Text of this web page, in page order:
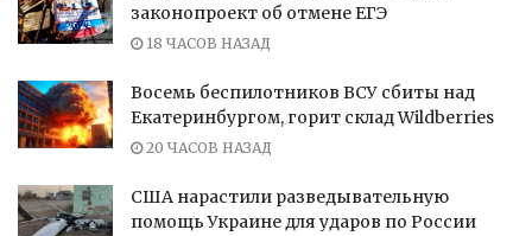
законопроект об отмене ЕГЭ
18 ЧАСОВ НАЗАД
Восемь беспилотников ВСУ сбиты над
Екатеринбургом, горит склад Wildberries
20 ЧАСОВ НАЗАД
США нарастили разведывательную
помощь Украине для ударов по России